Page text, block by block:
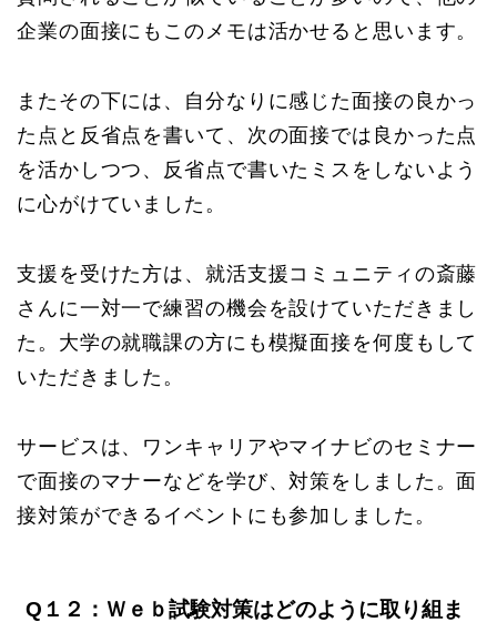
企業の面接にもこのメモは活かせると思います。
またその下には、自分なりに感じた面接の良かっ
た点と反省点を書いて、次の面接では良かった点
を活かしつつ、反省点で書いたミスをしないよう
に心がけていました。
支援を受けた方は、就活支援コミュニティの斎藤
さんに一対一で練習の機会を設けていただきまし
た。大学の就職課の方にも模擬面接を何度もして
いただきました。
サービスは、ワンキャリアやマイナビのセミナー
で面接のマナーなどを学び、対策をしました。面
接対策ができるイベントにも参加しました。
Q１２：Ｗｅｂ試験対策はどのように取り組ま